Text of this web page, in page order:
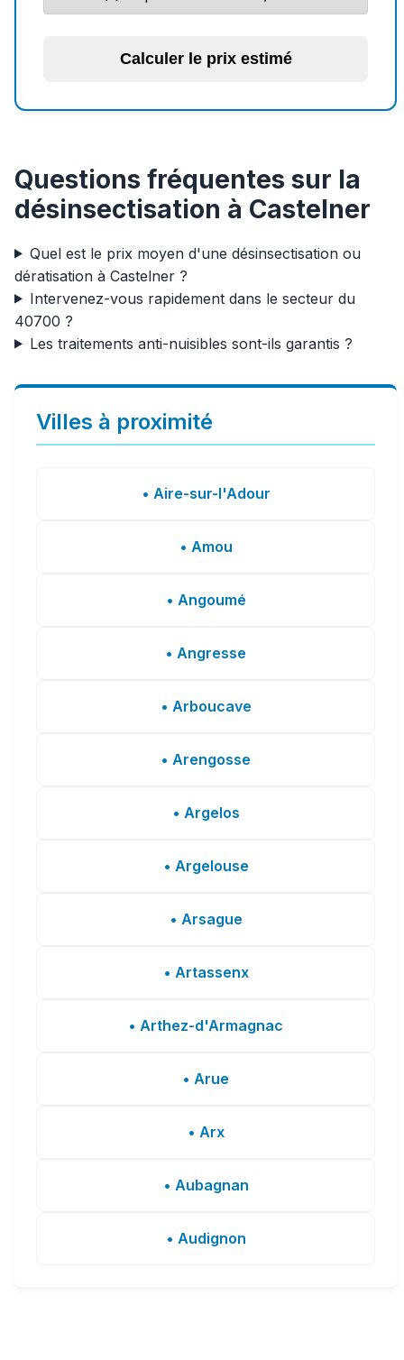
Calculer le prix estimé
Questions fréquentes sur la
désinsectisation à Castelner
Quel est le prix moyen d'une désinsectisation ou
dératisation à Castelner ?
Intervenez-vous rapidement dans le secteur du
40700 ?
Les traitements anti-nuisibles sont-ils garantis ?
Villes à proximité
• Aire-sur-l'Adour
• Amou
• Angoumé
• Angresse
• Arboucave
• Arengosse
• Argelos
• Argelouse
• Arsague
• Artassenx
• Arthez-d'Armagnac
• Arue
• Arx
• Aubagnan
• Audignon